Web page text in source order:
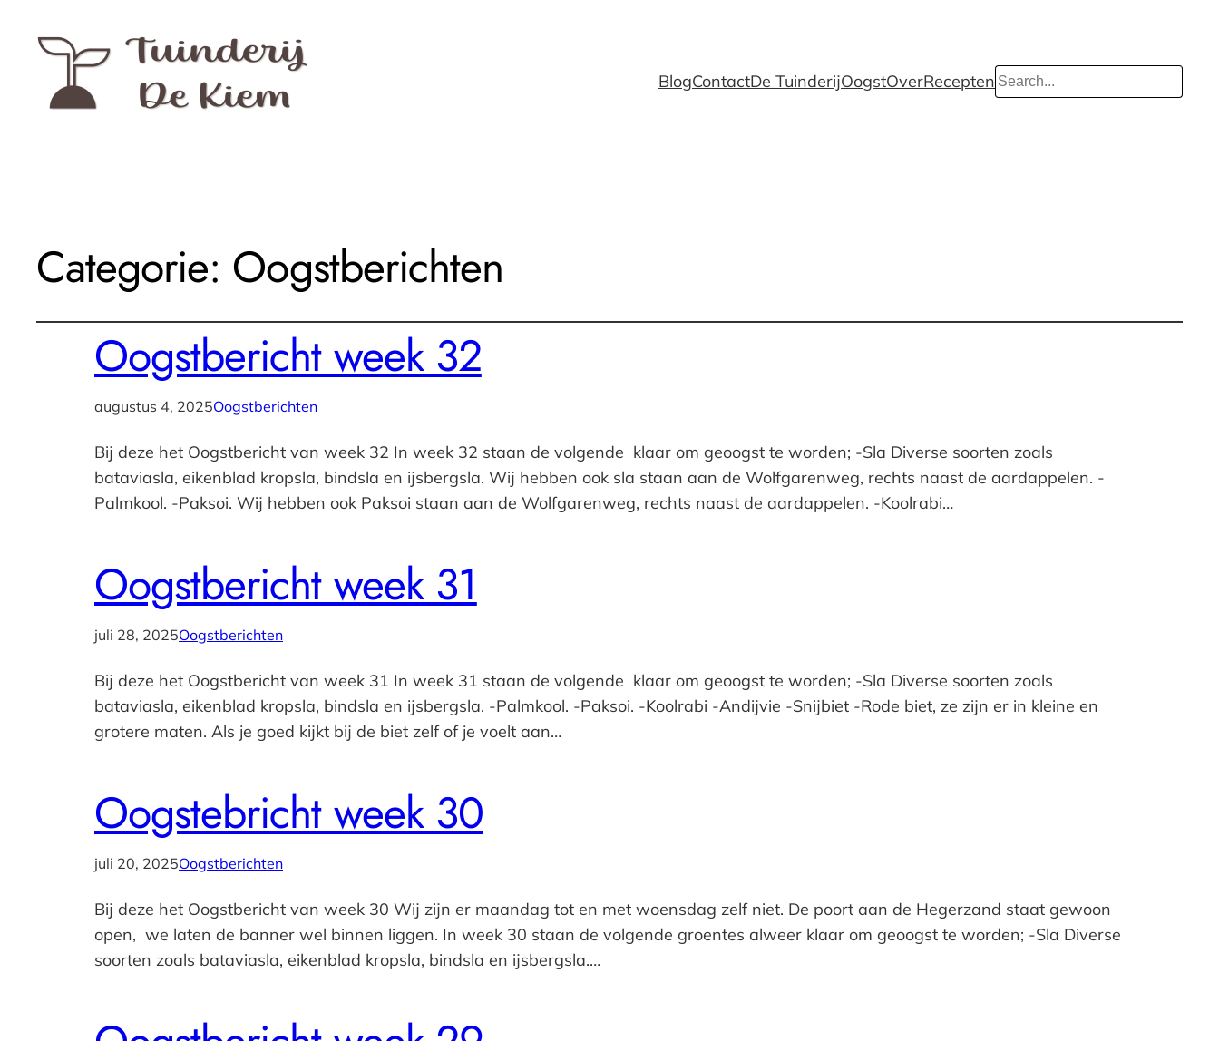
BlogContactDe TuinderijOogstOverRecepten Search
Categorie: Oogstberichten
Oogstbericht week 32
augustus 4, 2025Oogstberichten
Bij deze het Oogstbericht van week 32 In week 32 staan de volgende klaar om geoogst te worden; -Sla Diverse soorten zoals
bataviasla, eikenblad kropsla, bindsla en ijsbergsla. Wij hebben ook sla staan aan de Wolfgarenweg, rechts naast de aardappelen. -
Palmkool. -Paksoi. Wij hebben ook Paksoi staan aan de Wolfgarenweg, rechts naast de aardappelen. -Koolrabi…
Oogstbericht week 31
juli 28, 2025Oogstberichten
Bij deze het Oogstbericht van week 31 In week 31 staan de volgende klaar om geoogst te worden; -Sla Diverse soorten zoals
bataviasla, eikenblad kropsla, bindsla en ijsbergsla. -Palmkool. -Paksoi. -Koolrabi -Andijvie -Snijbiet -Rode biet, ze zijn er in kleine en
grotere maten. Als je goed kijkt bij de biet zelf of je voelt aan…
Oogstebricht week 30
juli 20, 2025Oogstberichten
Bij deze het Oogstbericht van week 30 Wij zijn er maandag tot en met woensdag zelf niet. De poort aan de Hegerzand staat gewoon
open, we laten de banner wel binnen liggen. In week 30 staan de volgende groentes alweer klaar om geoogst te worden; -Sla Diverse
soorten zoals bataviasla, eikenblad kropsla, bindsla en ijsbergsla.…